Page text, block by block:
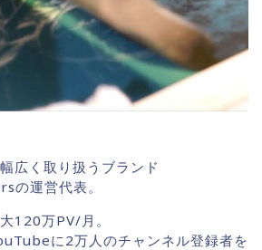
広く取り扱うブランド
運営代表。
120万PV/月。
に2万人のチャンネル登録者を